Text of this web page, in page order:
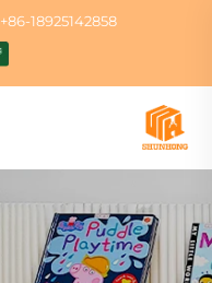
+86-18925142858